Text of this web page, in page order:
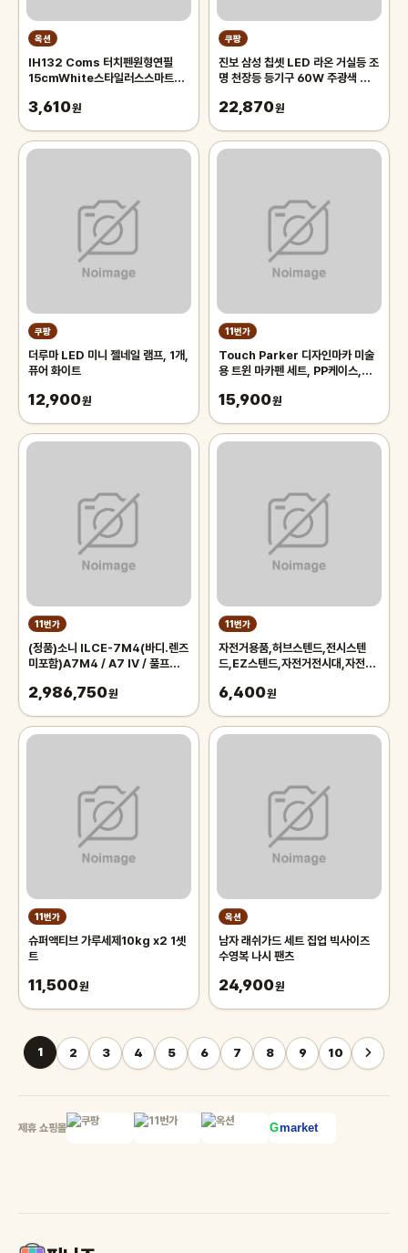
옥션
IH132 Coms 터치펜원형연필
15cmWhite스타일러스스마트폰
3,610원
쿠팡
진보 삼성 칩셋 LED 라온 거실등 조
명 천장등 등기구 60W 주광색 플리
22,870원
쿠팡
더루마 LED 미니 젤네일 램프, 1개,
퓨어 화이트
12,900원
11번가
Touch Parker 디자인마카 미술
용 트윈 마카펜 세트, PP케이스,
15,900원
11번가
(정품)소니 ILCE-7M4(바디.렌즈
미포함)A7M4 / A7 IV / 풀프레임
2,986,750원
11번가
자전거용품,허브스텐드,전시스텐
드,EZ스텐드,자전거전시대,자전거
6,400원
11번가
슈퍼액티브 가루세제10kg x2 1셋
트
11,500원
옥션
남자 래쉬가드 세트 집업 빅사이즈
수영복 나시 팬츠
24,900원
1 2 3 4 5 6 7 8 9 10
제휴 쇼핑몰